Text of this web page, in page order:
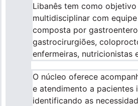
Navegação
principal
Sobre
Para empresas
Libanês tem como
multidisciplinar com
composta por
gastrocirurgiões,
enfermeiras, nutricionistas
O núcleo oferece
e atendimento a pacientes
identificando as